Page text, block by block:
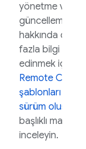
yönetme ve
güncelleme
hakkında daha
fazla bilgi
edinmek için
Remote Config
şablonları ve
sürüm
başlıklı makaleyi
inceleyin.